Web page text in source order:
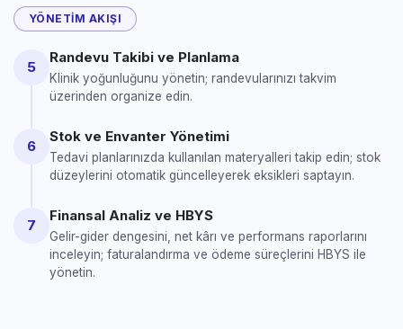
YÖNETIM AKIŞI
5
Randevu Takibi ve Planlama
Klinik yoğunluğunu yönetin; randevularınızı takvim
üzerinden organize edin.
6
Stok ve Envanter Yönetimi
Tedavi planlarınızda kullanılan materyalleri takip edin; stok
düzeylerini otomatik güncelleyerek eksikleri saptayın.
7
Finansal Analiz ve HBYS
Gelir-gider dengesini, net kârı ve performans raporlarını
inceleyin; faturalandırma ve ödeme süreçlerini HBYS ile
yönetin.